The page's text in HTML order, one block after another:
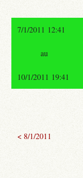
7/1/2011 12:41
au
10/1/2011 19:41
< 8/1/2011